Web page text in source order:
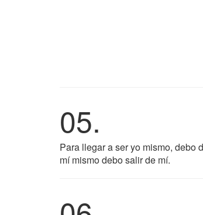
05.
Para llegar a ser yo mismo, debo
mí mismo debo salir de mí.